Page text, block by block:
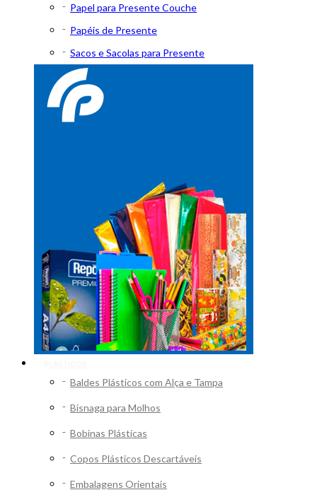
Papel para Presente Couche
Papéis de Presente
Sacos e Sacolas para Presente
Baldes Plásticos com Alça e Tampa
Bisnaga para Molhos
Bobinas Plásticas
Copos Plásticos Descartáveis
Embalagens Orientais